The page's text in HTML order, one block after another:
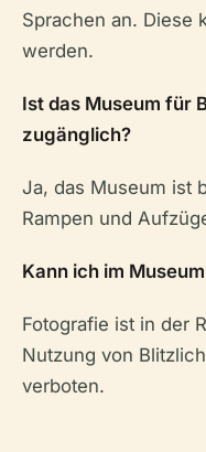
Sprachen an. Diese
werden.
Ist das Museum für
zugänglich?
Ja, das Museum ist
Rampen und
Kann ich im
Fotografie ist in der
Nutzung von
verboten.